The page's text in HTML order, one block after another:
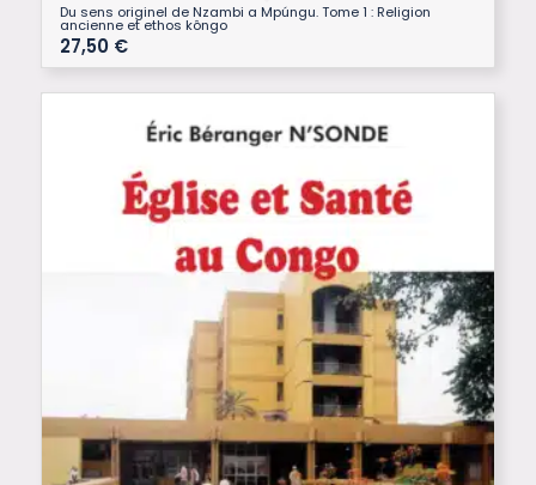
Du sens originel de Nzambi a Mpúngu. Tome 1 : Religion
ancienne et ethos kôngo
27,50 €